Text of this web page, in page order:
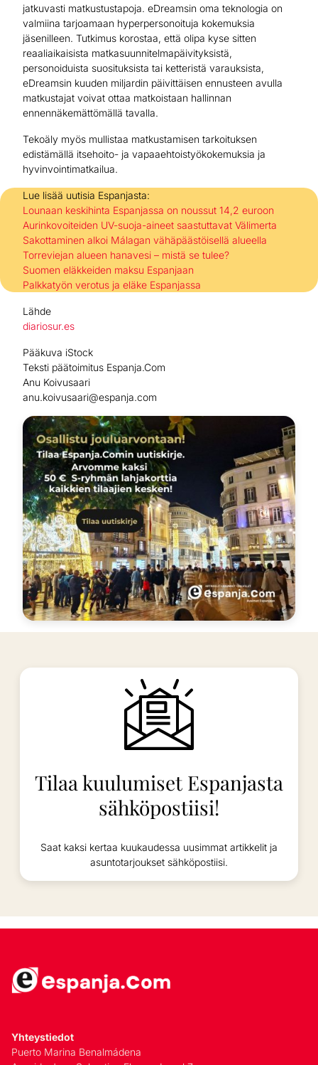
jatkuvasti matkustustapoja. eDreamsin oma teknologia on
valmiina tarjoamaan hyperpersonoituja kokemuksia
jäsenilleen. Tutkimus korostaa, että olipa kyse sitten
reaaliaikaisista matkasuunnitelmapäivityksistä,
personoiduista suosituksista tai ketteristä varauksista,
eDreamsin kuuden miljardin päivittäisen ennusteen avulla
matkustajat voivat ottaa matkoistaan hallinnan
ennennäkemättömällä tavalla.
Tekoäly myös mullistaa matkustamisen tarkoituksen
edistämällä itsehoito- ja vapaaehtoistyökokemuksia ja
hyvinvointimatkailua.
Lue lisää uutisia Espanjasta:
Lounaan keskihinta Espanjassa on noussut 14,2 euroon
Aurinkovoiteiden UV-suoja-aineet saastuttavat Välimerta
Sakottaminen alkoi Málagan vähäpäästöisellä alueella
Torreviejan alueen hanavesi – mistä se tulee?
Suomen eläkkeiden maksu Espanjaan
Palkkatyön verotus ja eläke Espanjassa
Lähde
diariosur.es
Pääkuva iStock
Teksti päätoimitus Espanja.Com
Anu Koivusaari
anu.koivusaari@espanja.com
Tilaa kuulumiset Espanjasta
sähköpostiisi!
Saat kaksi kertaa kuukaudessa uusimmat artikkelit ja
asuntotarjoukset sähköpostiisi.
Yhteystiedot
Puerto Marina Benalmádena